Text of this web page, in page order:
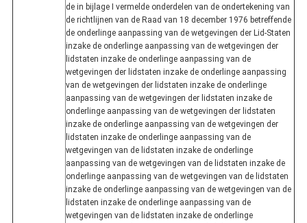
de in bijlage I vermelde onderdelen van de ondertekening van
de richtlijnen van de Raad van 18 december 1976 betreffende
de onderlinge aanpassing van de wetgevingen der Lid-Staten
inzake de onderlinge aanpassing van de wetgevingen der
lidstaten inzake de onderlinge aanpassing van de
wetgevingen der lidstaten inzake de onderlinge aanpassing
van de wetgevingen der lidstaten inzake de onderlinge
aanpassing van de wetgevingen der lidstaten inzake de
onderlinge aanpassing van de wetgevingen der lidstaten
inzake de onderlinge aanpassing van de wetgevingen der
lidstaten inzake de onderlinge aanpassing van de
wetgevingen van de lidstaten inzake de onderlinge
aanpassing van de wetgevingen van de lidstaten inzake de
onderlinge aanpassing van de wetgevingen van de lidstaten
inzake de onderlinge aanpassing van de wetgevingen van de
lidstaten inzake de onderlinge aanpassing van de
wetgevingen van de lidstaten inzake de onderlinge